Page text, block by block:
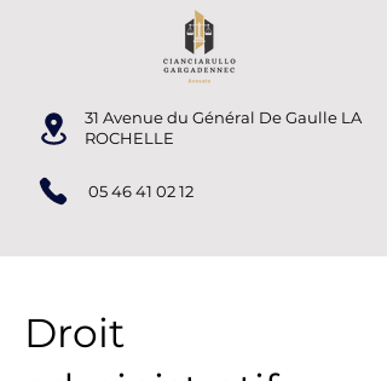
05 46 41 02 12
31 Avenue du Général De Gaulle LA
ROCHELLE
Droit